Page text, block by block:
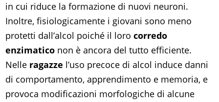
in cui riduce la formazione di nuovi neuroni.
Inoltre, fisiologicamente i giovani sono meno
protetti dall’alcol poiché il lorocorredo
enzimatico non è ancora del tutto efficiente.
Nelle ragazze l’uso precoce di alcol induce danni
di comportamento, apprendimento e memoria, e
provoca modificazioni morfologiche di alcune